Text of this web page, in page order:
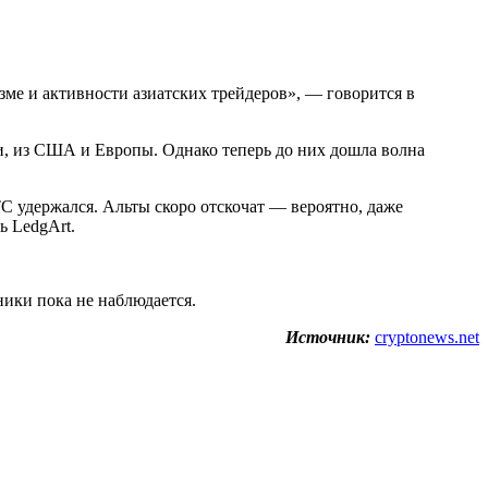
и активности азиатских трейдеров», — говорится в
из США и Европы. Однако теперь до них дошла волна
удержался. Альты скоро отскочат — вероятно, даже
LedgArt.
пока не наблюдается.
Источник: cryptonews.net